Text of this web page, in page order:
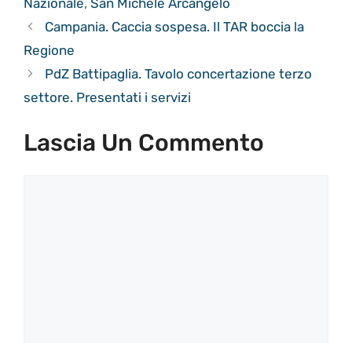
Campania. Caccia sospesa. Il TAR boccia la
Regione
PdZ Battipaglia. Tavolo concertazione terzo
settore. Presentati i servizi
Lascia Un Commento